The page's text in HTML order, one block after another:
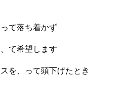
て落ち着かず
て希望します
を、って頭下げたとき